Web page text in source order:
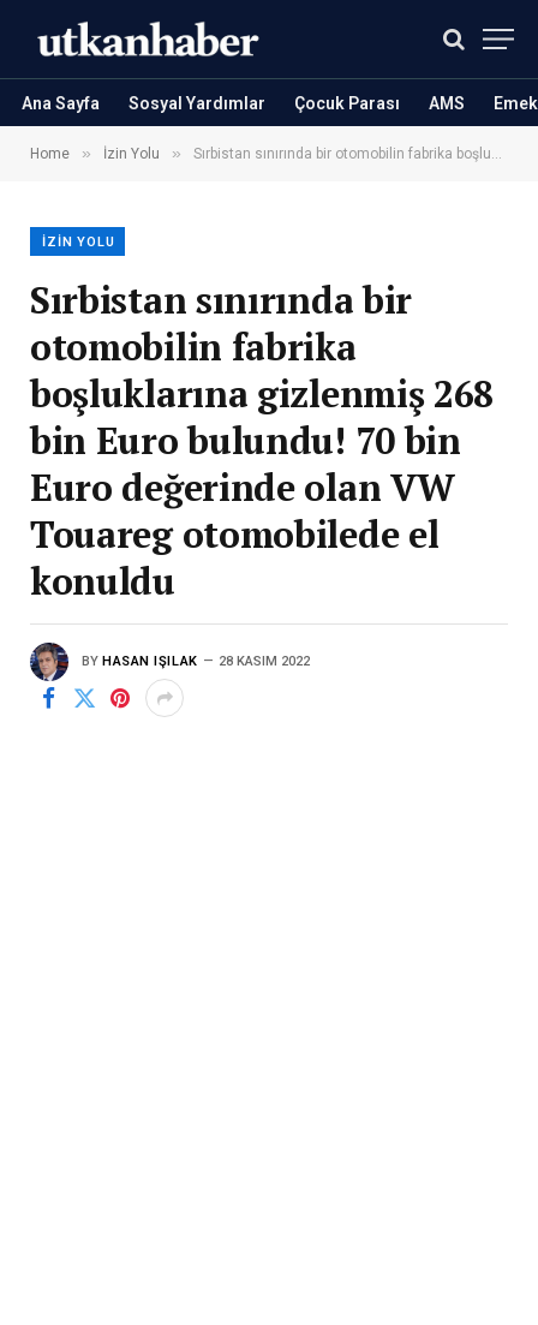
Ana Sayfa Sosyal Yardımlar Çocuk Parası AMS
Home » İzin Yolu » Sırbistan sınırında bir otomobilin fabrika boşluklarına gizlenmiş 268 bin Euro bulundu! 70 bin Euro değerinde olan VW Touareg otomobilede el konuldu
İZIN YOLU
Sırbistan sınırında bir
otomobilin fabrika
boşluklarına gizlenmiş 268
bin Euro bulundu! 70 bin
Euro değerinde olan VW
Touareg otomobilede el
konuldu
BY HASAN IŞILAK 28 KASIM 2022